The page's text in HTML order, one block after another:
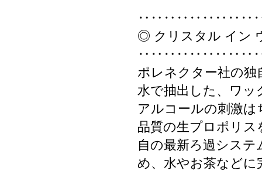
◎ クリスタル イン
ポレネクター社の独
水で抽出した、ワ
アルコールの刺激
品質の生プロポリス
自の最新ろ過シス
め、水やお茶など